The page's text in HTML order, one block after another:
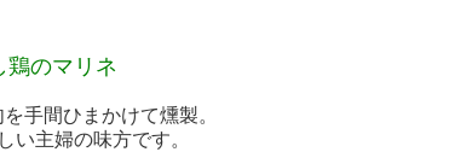
鶏のマリネ
手間ひまかけて燻製。
い主婦の味方です。